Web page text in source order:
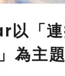
「連
為主